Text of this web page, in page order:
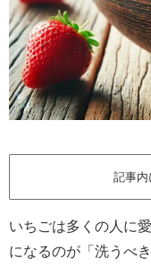
記事内
いちごは多くの人に
になるのが「洗うべ